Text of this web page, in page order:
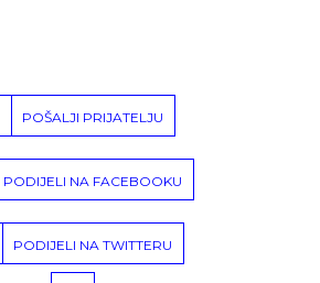
POŠALJI PRIJATELJU
PODIJELI NA FACEBOOKU
PODIJELI NA TWITTERU